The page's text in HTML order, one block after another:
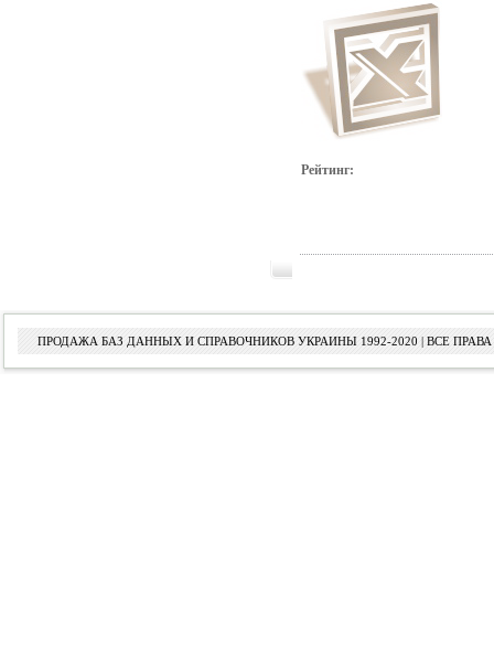
Рейтинг:
ПРОДАЖА БАЗ ДАННЫХ И СПРАВОЧНИКОВ УКРАИНЫ 1992-2020 | ВСЕ